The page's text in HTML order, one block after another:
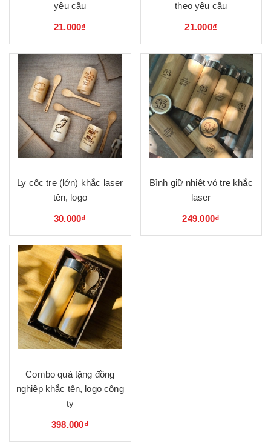
yêu cầu
21.000₫
theo yêu cầu
21.000₫
Ly cốc tre (lớn) khắc laser
tên, logo
30.000₫
Bình giữ nhiệt vỏ tre khắc
laser
249.000₫
Combo quà tặng đồng
nghiệp khắc tên, logo công
ty
398.000₫